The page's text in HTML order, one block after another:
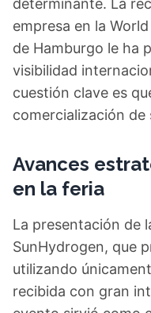
determinante. La
empresa en la
de Hamburgo le ha
visibilidad
cuestión clave es
comercialización
Avances
en la feria
La presentación de
SunHydrogen, que
utilizando
recibida con gran